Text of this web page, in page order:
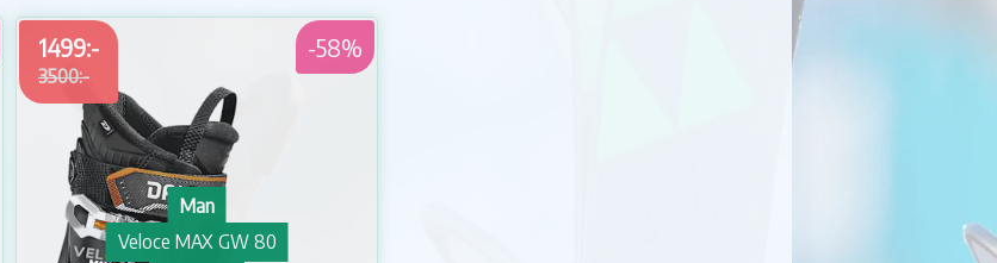
1499:-
3500:-
-58%
Man
Veloce MAX GW 80